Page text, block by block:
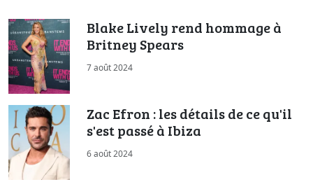
Blake Lively rend hommage à
Britney Spears
7 août 2024
Zac Efron : les détails de ce qu'il
s'est passé à Ibiza
6 août 2024